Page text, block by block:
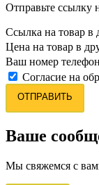
Отправьте ссылку
Ссылка на товар в
Цена на товар в
Ваш номер
Согласие на
ОТПРАВИТЬ
Ваше
Мы свяжемся с